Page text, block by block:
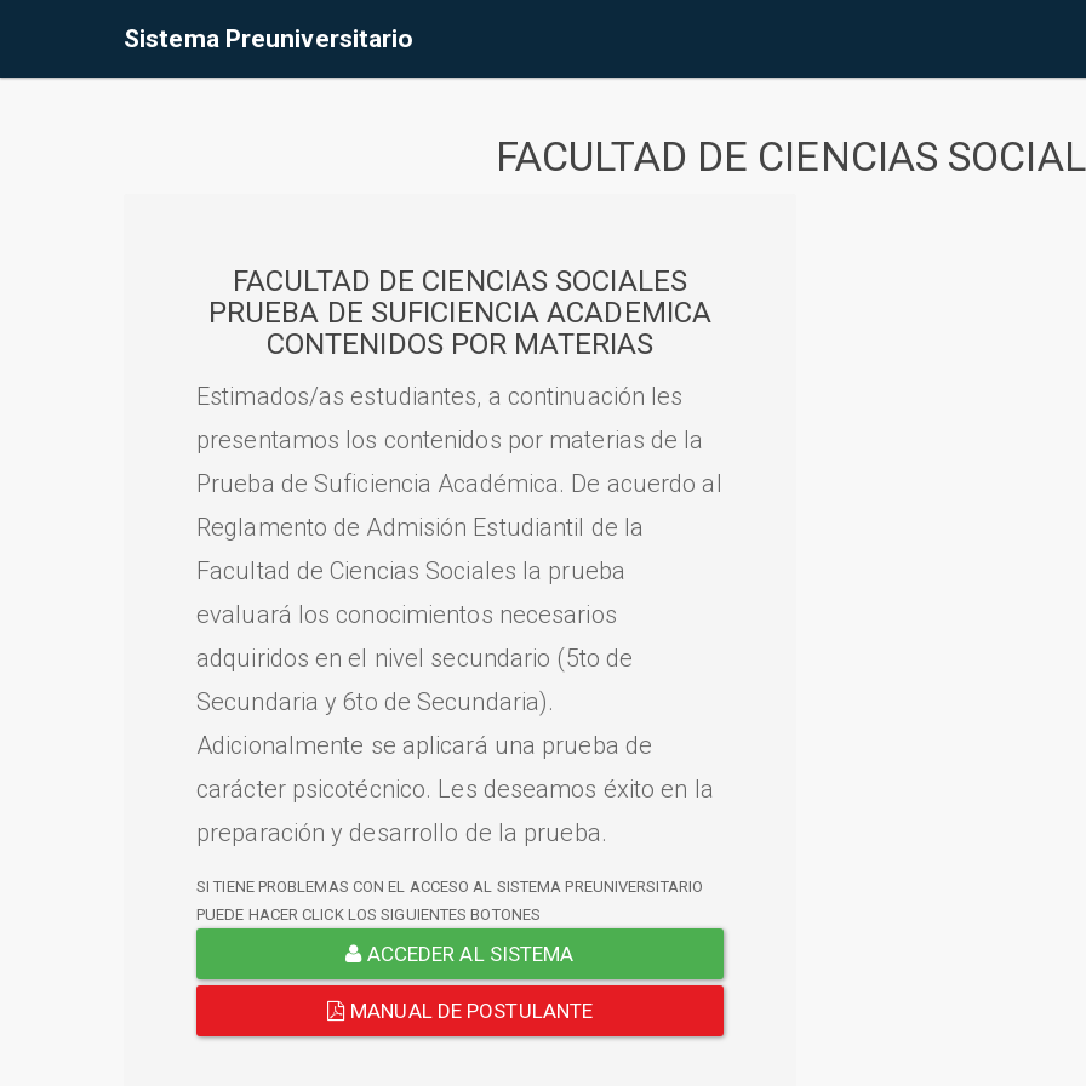
Sistema Preuniversitario
FACULTAD DE CIENCIAS
FACULTAD DE CIENCIAS SOCIALES
PRUEBA DE SUFICIENCIA ACADEMICA
CONTENIDOS POR MATERIAS
Estimados/as estudiantes, a continuación les
presentamos los contenidos por materias de la
Prueba de Suficiencia Académica. De acuerdo al
Reglamento de Admisión Estudiantil de la
Facultad de Ciencias Sociales la prueba
evaluará los conocimientos necesarios
adquiridos en el nivel secundario (5to de
Secundaria y 6to de Secundaria).
Adicionalmente se aplicará una prueba de
carácter psicotécnico. Les deseamos éxito en la
preparación y desarrollo de la prueba.
SI TIENE PROBLEMAS CON EL ACCESO AL SISTEMA PREUNIVERSITARIO
PUEDE HACER CLICK LOS SIGUIENTES BOTONES
ACCEDER AL SISTEMA
MANUAL DE POSTULANTE